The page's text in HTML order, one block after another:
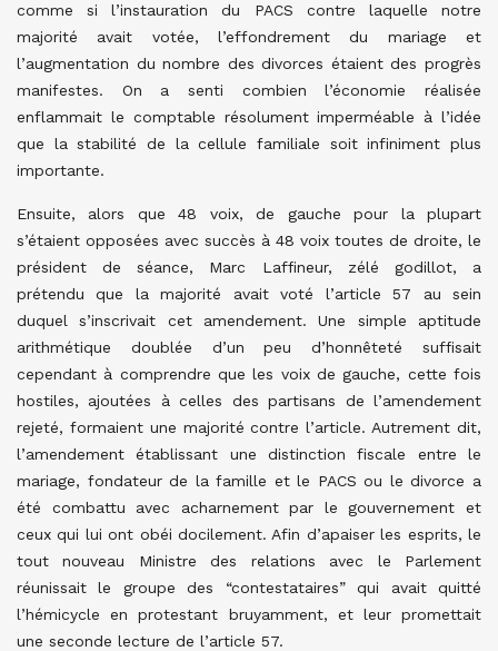
comme si l’instauration du PACS contre laquelle notre
majorité avait votée, l’effondrement du mariage et
l’augmentation du nombre des divorces étaient des progrès
manifestes. On a senti combien l’économie réalisée
enflammait le comptable résolument imperméable à l’idée
que la stabilité de la cellule familiale soit infiniment plus
importante.
Ensuite, alors que 48 voix, de gauche pour la plupart
s’étaient opposées avec succès à 48 voix toutes de droite, le
président de séance, Marc Laffineur, zélé godillot, a
prétendu que la majorité avait voté l’article 57 au sein
duquel s’inscrivait cet amendement. Une simple aptitude
arithmétique doublée d’un peu d’honnêteté suffisait
cependant à comprendre que les voix de gauche, cette fois
hostiles, ajoutées à celles des partisans de l’amendement
rejeté, formaient une majorité contre l’article. Autrement dit,
l’amendement établissant une distinction fiscale entre le
mariage, fondateur de la famille et le PACS ou le divorce a
été combattu avec acharnement par le gouvernement et
ceux qui lui ont obéi docilement. Afin d’apaiser les esprits, le
tout nouveau Ministre des relations avec le Parlement
réunissait le groupe des “contestataires” qui avait quitté
l’hémicycle en protestant bruyamment, et leur promettait
une seconde lecture de l’article 57.